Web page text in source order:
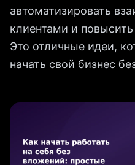
автоматизировать
клиентами и
Это отличные идеи,
начать свой бизнес